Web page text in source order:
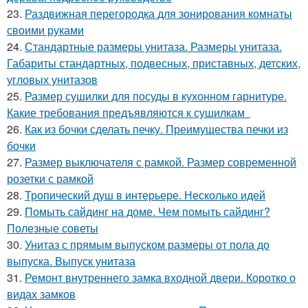
23. Раздвижная перегородка для зонирования комнаты
своими руками
24. Стандартные размеры унитаза. Размеры унитаза.
Габариты стандартных, подвесных, приставных, детских,
угловых унитазов
25. Размер сушилки для посуды в кухонном гарнитуре.
Какие требования предъявляются к сушилкам
26. Как из бочки сделать печку. Преимущества печки из
бочки
27. Размер выключателя с рамкой. Размер современной
розетки с рамкой
28. Тропический душ в интерьере. Несколько идей
29. Помыть сайдинг на доме. Чем помыть сайдинг?
Полезные советы
30. Унитаз с прямым выпуском размеры от пола до
выпуска. Выпуск унитаза
31. Ремонт внутреннего замка входной двери. Коротко о
видах замков